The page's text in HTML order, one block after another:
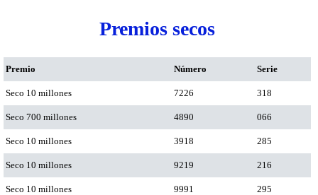
Premios secos
Premio Número Serie
Seco 10 millones 7226 318
Seco 700 millones 4890 066
Seco 10 millones 3918 285
Seco 10 millones 9219 216
Seco 10 millones 9991 295